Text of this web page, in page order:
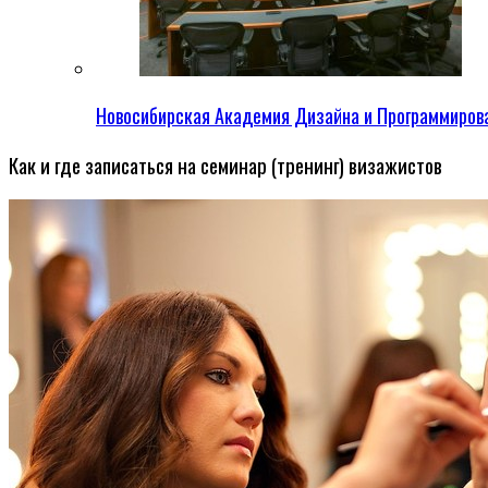
Новосибирская Академия Дизайна и
Как и где записаться на семинар (тренинг) визажистов